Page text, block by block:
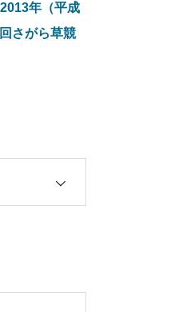
年（平成
さがら草競